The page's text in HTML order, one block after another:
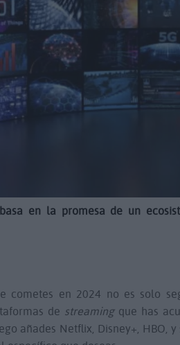
en la promesa de un
cometes en 2024 no es solo
de streamingque has
añades Netflix, Disney+, HBO,